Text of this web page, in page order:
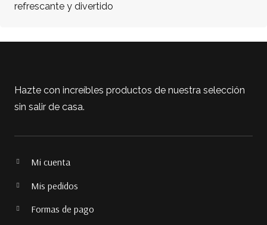
refrescante y divertido
Hazte con increíbles productos de nuestra selección
sin salir de casa.
Mi cuenta
Mis pedidos
Formas de pago